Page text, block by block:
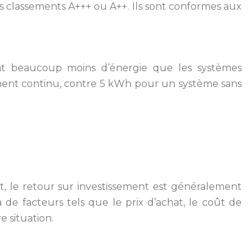
A+++ ou A++. Ils sont conformes aux
moins d’énergie que les systèmes
continu, contre 5 kWh pour un système sans
le retour sur investissement est généralement
de facteurs tels que le prix d’achat, le coût de
situation.